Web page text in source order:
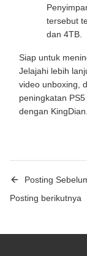
tersebut
dan 4TB.
Siap untuk
Jelajahi lebih
video unboxing,
peningkatan
dengan KingDian.
Posting
Posting berikutnya